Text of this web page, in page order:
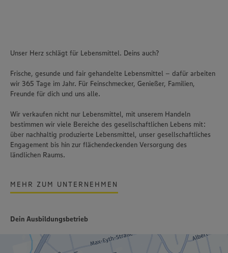
Unser Herz schlägt für Lebensmittel. Deins auch?
Frische, gesunde und fair gehandelte Lebensmittel – dafür arbeiten
wir 365 Tage im Jahr. Für Feinschmecker, Genießer, Familien,
Freunde für dich und uns alle.
Wir verkaufen nicht nur Lebensmittel, mit unserem Handeln
bestimmen wir viele Bereiche des gesellschaftlichen Lebens mit:
über nachhaltig produzierte Lebensmittel, unser gesellschaftliches
Engagement bis hin zur flächendeckenden Versorgung des
ländlichen Raums.
MEHR ZUM UNTERNEHMEN
Dein Ausbildungsbetrieb